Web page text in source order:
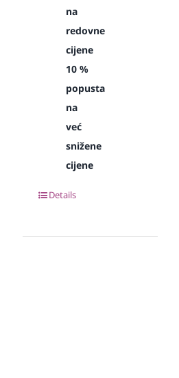
na
redovne
cijene
10 %
popusta
na
već
snižene
cijene
Details